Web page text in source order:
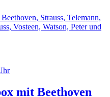
Strauss, Telemann,
Vosteen, Watson, Peter und
mit Beethoven